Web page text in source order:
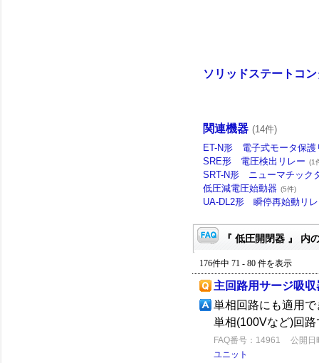
ソリッドステートコ
関連機器 (14件)
ET-N形 電子式モータ保護
SRE形 電圧検出リレー (1
SRT-N形 ニューマチック
低圧減電圧始動器 (5件)
UA-DL2形 瞬停再始動リ
『 低圧開閉器 』 内
176件中 71 - 80 件を表示
主回路用サージ吸
単相回路にも適用
単相(100Vなど)回
FAQ番号：14961
公開日
ユニット